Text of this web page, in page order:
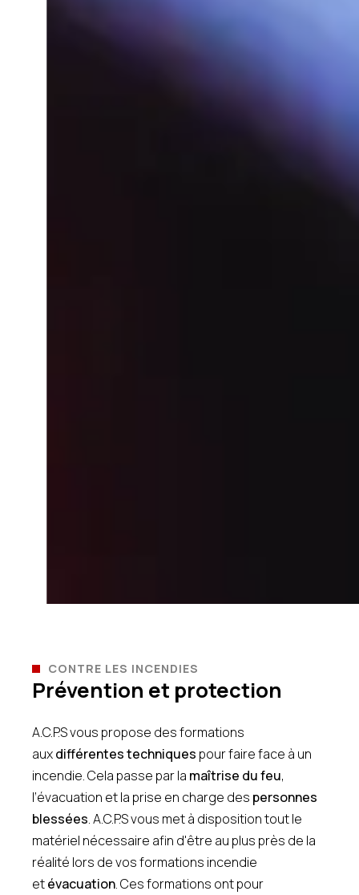
CONTRE LES INCENDIES
Prévention et protection
A.C.P.S vous propose des formations
auxdifférentes techniques pour faire face à un
incendie. Cela passe par la maîtrise du feu,
l’évacuation et la prise en charge des personnes
blessées. A.C.P.S vous met à disposition tout le
matériel nécessaire afin d'être au plus près de la
réalité lors de vos formations incendie
etévacuation. Ces formations ont pour